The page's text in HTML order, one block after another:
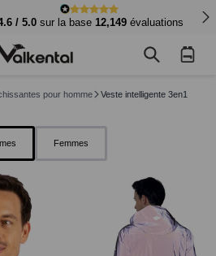
la base 12,149évaluations
Panier
d'achat
pour homme Veste intelligente 3en1
Femmes